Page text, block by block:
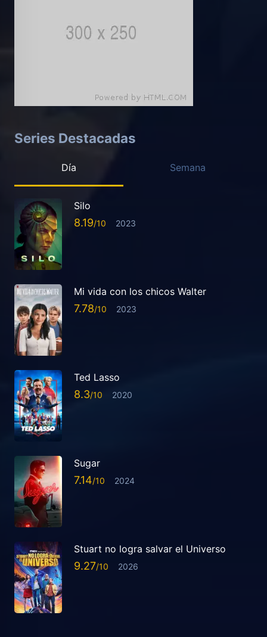
Series Destacadas
Día Semana
Silo
8.19 2023
Mi vida con los chicos Walter
7.78 2023
Ted Lasso
8.3 2020
Sugar
7.14 2024
Stuart no logra salvar el Universo
9.27 2026